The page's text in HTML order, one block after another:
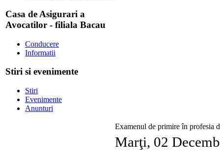
Casa de Asigurari a
Avocatilor - filiala Bacau
Conducere
Informatii
Stiri si evenimente
Stiri
Evenimente
Anunturi
Examenul de primire în profesia
Marţi, 02